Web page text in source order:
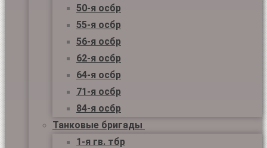
50-я осбр
55-я осбр
56-я осбр
62-я осбр
64-я осбр
71-я осбр
84-я осбр
Танковые бригады
1-я гв. тбр